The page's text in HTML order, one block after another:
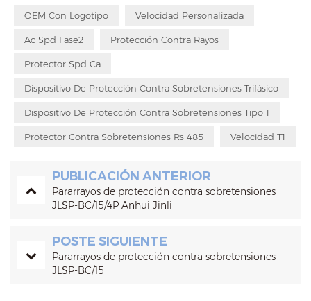
OEM Con Logotipo Velocidad Personalizada
Ac Spd Fase2 Protección Contra Rayos
Protector Spd Ca
Dispositivo De Protección Contra Sobretensiones Trifásico
Dispositivo De Protección Contra Sobretensiones Tipo 1
Protector Contra Sobretensiones Rs 485 Velocidad T1
PUBLICACIÓN ANTERIOR
Pararrayos de protección contra sobretensiones
JLSP-BC/15/4P Anhui Jinli
POSTE SIGUIENTE
Pararrayos de protección contra sobretensiones
JLSP-BC/15